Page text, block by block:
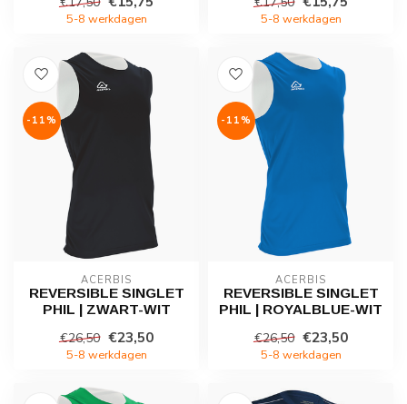
5-8 werkdagen 5-8 werkdagen
-11%
ACERBIS
REVERSIBLE SINGLET
PHIL | ZWART-WIT
€26,50 €23,50
5-8 werkdagen
-11%
ACERBIS
REVERSIBLE SINGLET
PHIL | ROYALBLUE-WIT
€26,50 €23,50
5-8 werkdagen